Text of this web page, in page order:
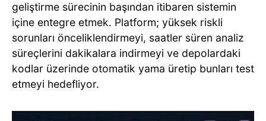
geliştirme sürecinin başından itibaren sistemin
içine entegre etmek. Platform; yüksek riskli
sorunları önceliklendirmeyi, saatler süren analiz
süreçlerini dakikalara indirmeyi ve depolardaki
kodlar üzerinde otomatik yama üretip bunları test
etmeyi hedefliyor.